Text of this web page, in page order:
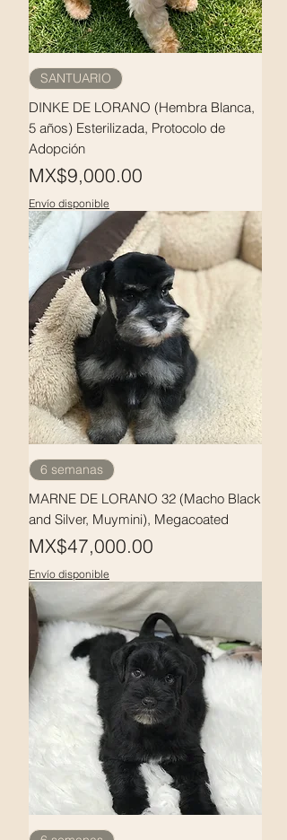
SANTUARIO
DINKE DE LORANO (Hembra Blanca,
5 años) Esterilizada, Protocolo de
Adopción
Price
MX$9,000.00
Envío disponible
6 semanas
MARNE DE LORANO 32 (Macho Black
and Silver, Muymini), Megacoated
Price
MX$47,000.00
Envío disponible